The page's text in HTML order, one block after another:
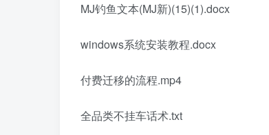
MJ钓鱼文本(MJ新)(15)(1).docx
windows系统安装教程.docx
付费迁移的流程.mp4
全品类不挂车话术.txt